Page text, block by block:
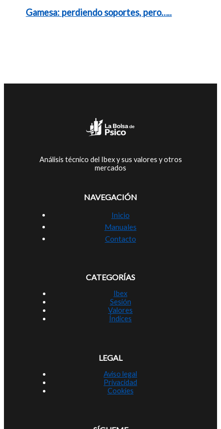
Gamesa: perdiendo soportes, pero…..
Análisis técnico del Ibex y sus valores y otros
mercados
NAVEGACIÓN
Inicio
Manuales
Contacto
CATEGORÍAS
Ibex
Sesión
Valores
Índices
LEGAL
Aviso legal
Privacidad
Cookies